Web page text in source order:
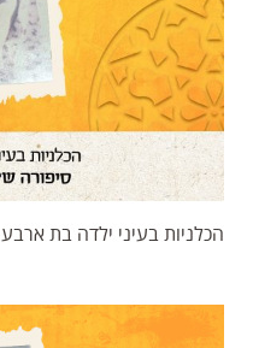
הכלניות בעיני ילדה בת ארבע